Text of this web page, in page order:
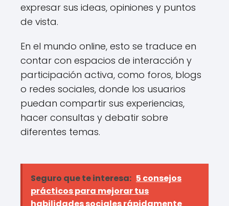
expresar sus ideas, opiniones y puntos
de vista.
En el mundo online, esto se traduce en
contar con espacios de interacción y
participación activa, como foros, blogs
o redes sociales, donde los usuarios
puedan compartir sus experiencias,
hacer consultas y debatir sobre
diferentes temas.
Seguro que te interesa: 5 consejos
prácticos para mejorar tus